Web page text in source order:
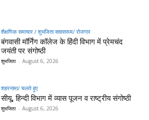
शैक्षणिक समाचार / शुभजिता क्सासरूम/ रोजगार
बंगवासी मॉर्निंग कॉलेज के हिंदी विभाग में प्रेमचंद
जयंती पर संगोष्ठी
शुभजिता - August 6, 2026
शहरनामा/ चलते हुए
सीयू, हिन्दी विभाग में व्यास पूजन व राष्ट्रीय संगोष्ठी
शुभजिता - August 6, 2026